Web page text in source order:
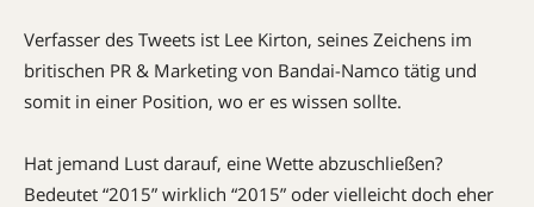
Verfasser des Tweets ist Lee Kirton, seines Zeichens im
britischen PR & Marketing von Bandai-Namco tätig und
somit in einer Position, wo er es wissen sollte.
Hat jemand Lust darauf, eine Wette abzuschließen?
Bedeutet “2015” wirklich “2015” oder vielleicht doch eher